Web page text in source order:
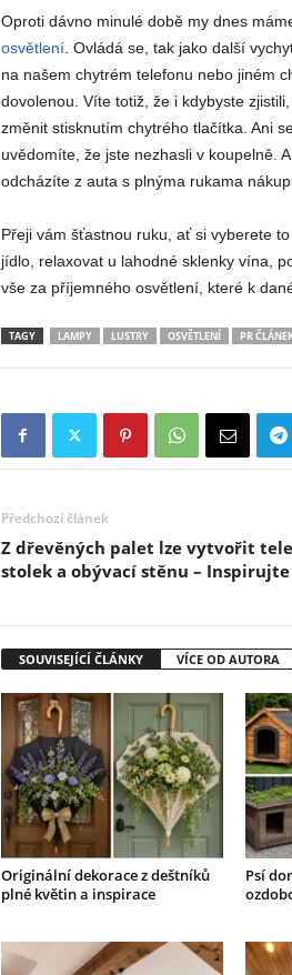
Oproti dávno minulé době my dnes
osvětlení. Ovládá se, tak jako další
na našem chytrém telefonu nebo jiném
dovolenou. Víte totiž, že i kdybyste
změnit stisknutím chytrého tlačítka. Ani
uvědomíte, že jste nezhasli v koupelně.
odcházíte z auta s plnýma rukama
Přeji vám šťastnou ruku, ať si vyberete
jídlo, relaxovat u lahodné sklenky vína,
vše za příjemného osvětlení, které k
TAGY LAMPY LUSTRY OSVĚTLENÍ PR
Předchozí článek
Z dřevěných palet lze vytvořit
stolek a obývací stěnu – Inspirujte
SOUVISEJÍCÍ ČLÁNKY VÍCE OD AUTORA
Originální dekorace z deštníků
plné květin a inspirace
Psí